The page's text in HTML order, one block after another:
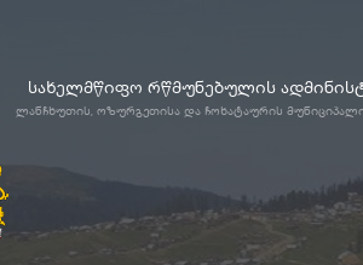
სახელმწიფო რწმუნებულის
ლანჩხუთის, ოზურგეთისა და ჩოხატაურის